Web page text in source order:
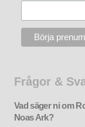
Frågor &
Vad säger ni om
Noas Ark?